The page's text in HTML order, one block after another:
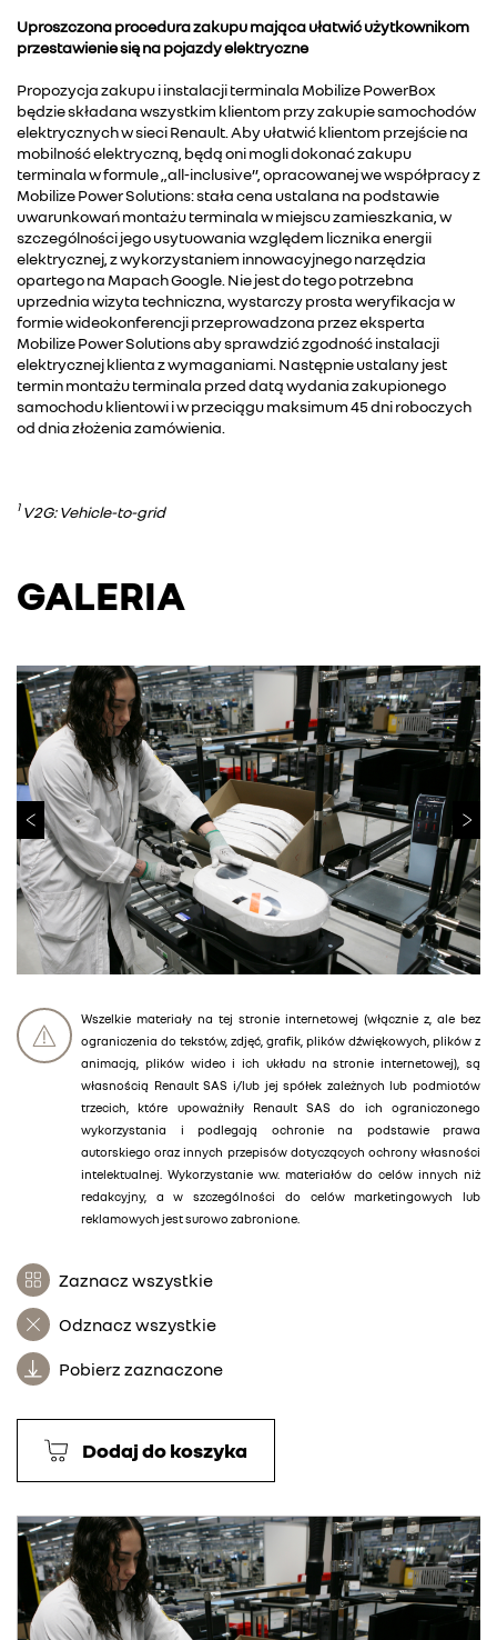
Uproszczona procedura zakupu mająca ułatwić użytkownikom
przestawienie się na pojazdy elektryczne
Propozycja zakupu i instalacji terminala Mobilize PowerBox
będzie składana wszystkim klientom przy zakupie samochodów
elektrycznych w sieci Renault. Aby ułatwić klientom przejście na
mobilność elektryczną, będą oni mogli dokonać zakupu
terminala w formule „all-inclusive”, opracowanej we współpracy z
Mobilize Power Solutions: stała cena ustalana na podstawie
uwarunkowań montażu terminala w miejscu zamieszkania, w
szczególności jego usytuowania względem licznika energii
elektrycznej, z wykorzystaniem innowacyjnego narzędzia
opartego na Mapach Google. Nie jest do tego potrzebna
uprzednia wizyta techniczna, wystarczy prosta weryfikacja w
formie wideokonferencji przeprowadzona przez eksperta
Mobilize Power Solutions aby sprawdzić zgodność instalacji
elektrycznej klienta z wymaganiami. Następnie ustalany jest
termin montażu terminala przed datą wydania zakupionego
samochodu klientowi i w przeciągu maksimum 45 dni roboczych
od dnia złożenia zamówienia.
1V2G: Vehicle-to-grid
GALERIA
Wszelkie materiały na tej stronie internetowej (włącznie z, ale bez
ograniczenia do tekstów, zdjęć, grafik, plików dźwiękowych, plików z
animacją, plików wideo i ich układu na stronie internetowej), są
własnością Renault SAS i/lub jej spółek zależnych lub podmiotów
trzecich, które upoważniły Renault SAS do ich ograniczonego
wykorzystania i podlegają ochronie na podstawie prawa
autorskiego oraz innych przepisów dotyczących ochrony własności
intelektualnej. Wykorzystanie ww. materiałów do celów innych niż
redakcyjny, a w szczególności do celów marketingowych lub
reklamowych jest surowo zabronione.
Zaznacz wszystkie
Odznacz wszystkie
Pobierz zaznaczone
Dodaj do koszyka